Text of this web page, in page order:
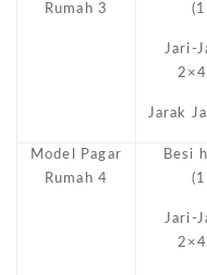
Rumah 3
Jari-
Jarak
Model Pagar
Rumah 4
Besi
Jari-